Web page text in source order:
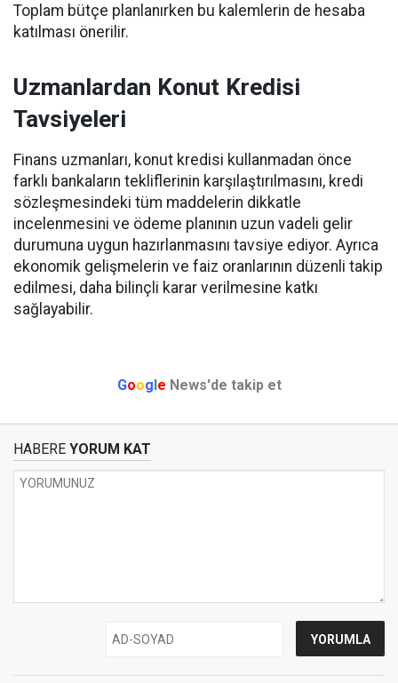
Toplam bütçe planlanırken bu kalemlerin de hesaba
katılması önerilir.
Uzmanlardan Konut Kredisi
Tavsiyeleri
Finans uzmanları, konut kredisi kullanmadan önce
farklı bankaların tekliflerinin karşılaştırılmasını, kredi
sözleşmesindeki tüm maddelerin dikkatle
incelenmesini ve ödeme planının uzun vadeli gelir
durumuna uygun hazırlanmasını tavsiye ediyor. Ayrıca
ekonomik gelişmelerin ve faiz oranlarının düzenli takip
edilmesi, daha bilinçli karar verilmesine katkı
sağlayabilir.
Google News'de takip et
HABERE YORUM KAT